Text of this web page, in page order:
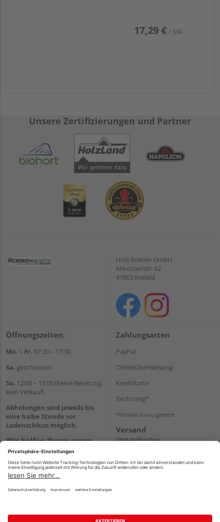
17,29 € / Stk.
Unsere Zertifizierungen und Partner
Holz Roeren GmbH
Mevissenstr. 62
47803 Krefeld
Öffnungszeiten:
Mo. – Fr. 07:30 – 17:30
Sa. geschlossen
So. 12:00 – 15:00 (keine Beratung,
kein Verkauf)
Abholungen sind jeweils bis
eine halbe Stunde vor
Ladenschluss möglich.
Wir helfen Ihnen gerne
weiter
Tel.:+49 2151 8787-70
E-Mail:onlineshop@holz-
roeren.de
Zahlungsarten
PayPal
Onlineüberweisung
Kreditkarte
Rechnung*
*Bonität vorausgesetzt
Versand
Versandkosten
Impressum AGB Widerruf Datenschutz